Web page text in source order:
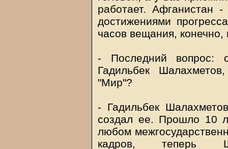
работает. Афганистан
достижениями
часов вещания, конечно,
- Последний вопрос:
Гадильбек
"Мир"?
- Гадильбек
создал ее. Прошло 10
любом
кадров, теперь